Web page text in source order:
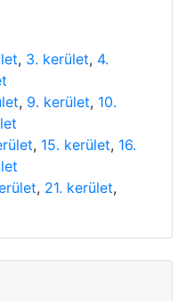
, 3. kerület, 4.
, 9. kerület, 10.
, 15. kerület, 16.
, 21. kerület,